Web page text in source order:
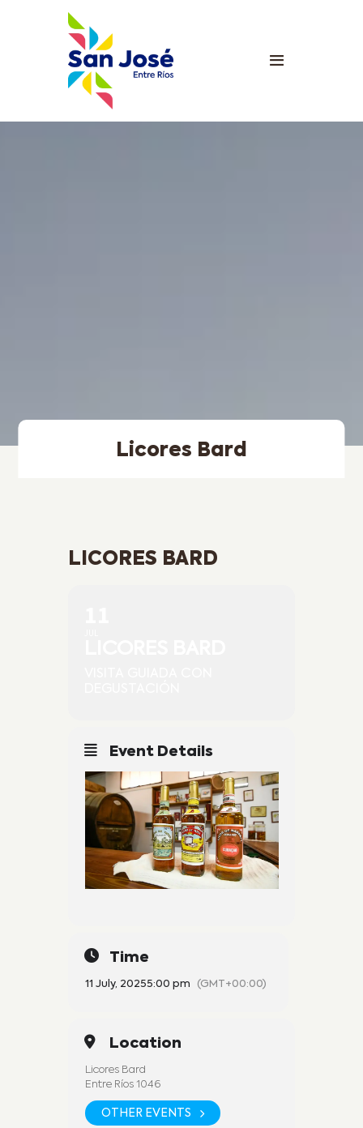
Licores Bard
LICORES BARD
Event Details
Time
11 July, 20255:00 pm (GMT+00:00)
Location
Licores Bard
Entre Ríos 1046
OTHER EVENTS